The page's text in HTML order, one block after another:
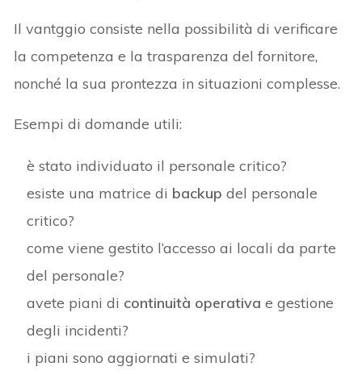
Il vantggio consiste nella possibilità di verificare
la competenza e la trasparenza del fornitore,
nonché la sua prontezza in situazioni complesse.
Esempi di domande utili:
è stato individuato il personale critico?
esiste una matrice di backup del personale
critico?
come viene gestito l’accesso ai locali da parte
del personale?
avete piani di continuità operativa e gestione
degli incidenti?
i piani sono aggiornati e simulati?